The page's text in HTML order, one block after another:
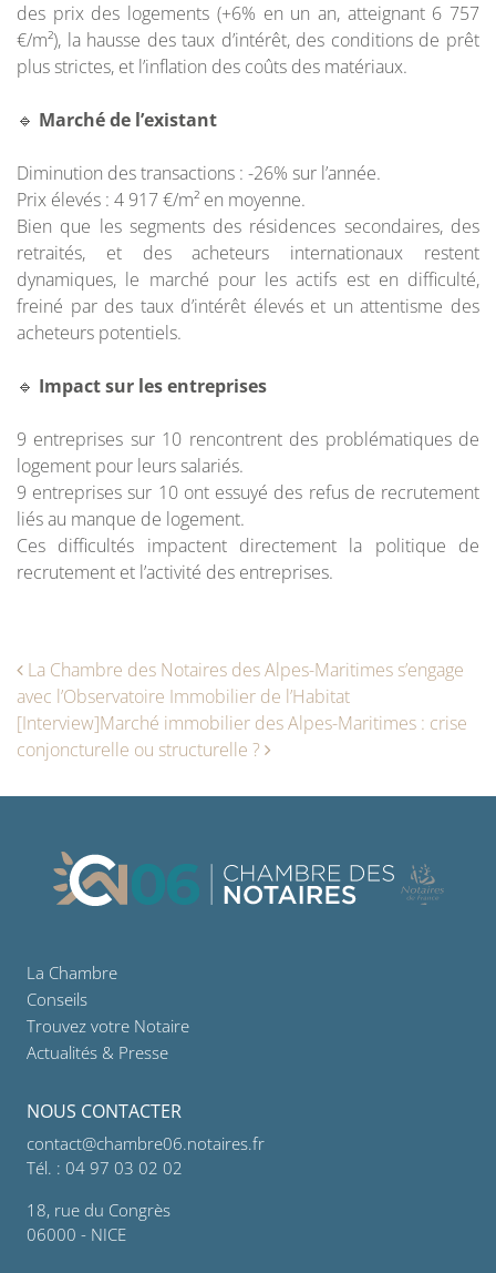
des prix des logements (+6% en un an, atteignant 6 757
€/m²), la hausse des taux d’intérêt, des conditions de prêt
plus strictes, et l’inflation des coûts des matériaux.
🔹 Marché de l’existant
Diminution des transactions : -26% sur l’année.
Prix élevés : 4 917 €/m² en moyenne.
Bien que les segments des résidences secondaires, des
retraités, et des acheteurs internationaux restent
dynamiques, le marché pour les actifs est en difficulté,
freiné par des taux d’intérêt élevés et un attentisme des
acheteurs potentiels.
🔹 Impact sur les entreprises
9 entreprises sur 10 rencontrent des problématiques de
logement pour leurs salariés.
9 entreprises sur 10 ont essuyé des refus de recrutement
liés au manque de logement.
Ces difficultés impactent directement la politique de
recrutement et l’activité des entreprises.
Navigation des articles
La Chambre des Notaires des Alpes-Maritimes s’engage
avec l’Observatoire Immobilier de l’Habitat
[Interview]Marché immobilier des Alpes-Maritimes : crise
conjoncturelle ou structurelle ?
La Chambre
Conseils
Trouvez votre Notaire
Actualités & Presse
NOUS CONTACTER
contact@chambre06.notaires.fr
Tél. : 04 97 03 02 02
18, rue du Congrès
06000 - NICE